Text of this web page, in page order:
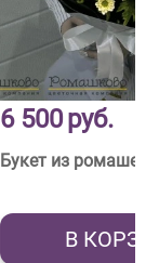
6 500руб.
Букет из ромашек
В